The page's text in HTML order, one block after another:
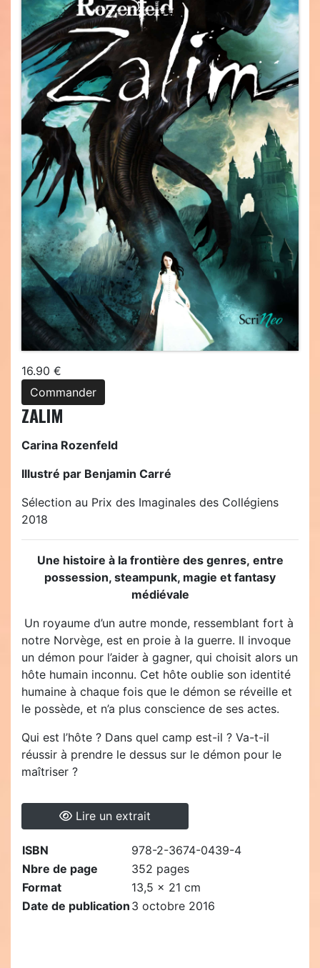
16.90 €
Commander
ZALIM
Carina Rozenfeld
Illustré par Benjamin Carré
Sélection au Prix des Imaginales des Collégiens
2018
Une histoire à la frontière des genres, entre
possession, steampunk, magie et fantasy
médiévale
Un royaume d’un autre monde, ressemblant fort à
notre Norvège, est en proie à la guerre. Il invoque
un démon pour l’aider à gagner, qui choisit alors un
hôte humain inconnu. Cet hôte oublie son identité
humaine à chaque fois que le démon se réveille et
le possède, et n’a plus conscience de ses actes.
Qui est l’hôte ? Dans quel camp est-il ? Va-t-il
réussir à prendre le dessus sur le démon pour le
maîtriser ?
Lire un extrait
ISBN
978-2-3674-0439-4
Nbre de page
352 pages
Format
13,5 x 21 cm
Date de publication 3 octobre 2016